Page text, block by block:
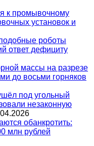
к промывочному
установок и
роботы
ответ дефициту
массы на разрезе
до восьми горняков
под угольный
незаконную
обанкротить:
млн рублей